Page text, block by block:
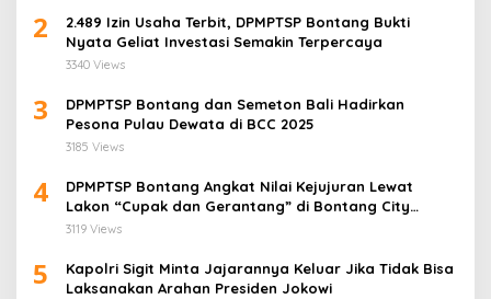
2
2.489 Izin Usaha Terbit, DPMPTSP Bontang Bukti
Nyata Geliat Investasi Semakin Terpercaya
3340 Views
3
DPMPTSP Bontang dan Semeton Bali Hadirkan
Pesona Pulau Dewata di BCC 2025
3185 Views
4
DPMPTSP Bontang Angkat Nilai Kejujuran Lewat
Lakon “Cupak dan Gerantang” di Bontang City
Carnaval 2025
3119 Views
5
Kapolri Sigit Minta Jajarannya Keluar Jika Tidak Bisa
Laksanakan Arahan Presiden Jokowi